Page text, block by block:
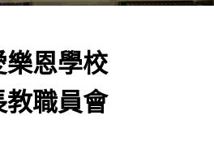
樂恩學校
教職員會